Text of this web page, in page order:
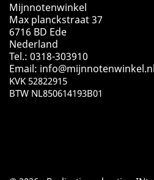
Mijnnotenwinkel
Max planckstraat 37
6716 BD Ede
Nederland
Tel.: 0318-303910
Email: info@mijnnotenwinkel.nl
KVK 52822915
BTW NL850614193B01